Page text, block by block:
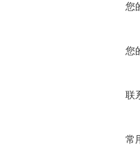
您
您
联
常